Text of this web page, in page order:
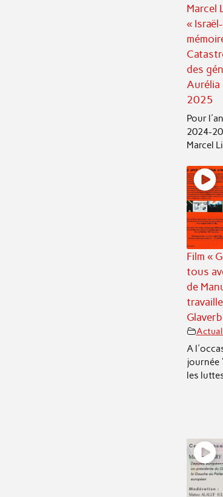
Marcel
«
des
Aurélia
2025
Pour
2024-
Marcel
Film «
tous
de
A
journée
les